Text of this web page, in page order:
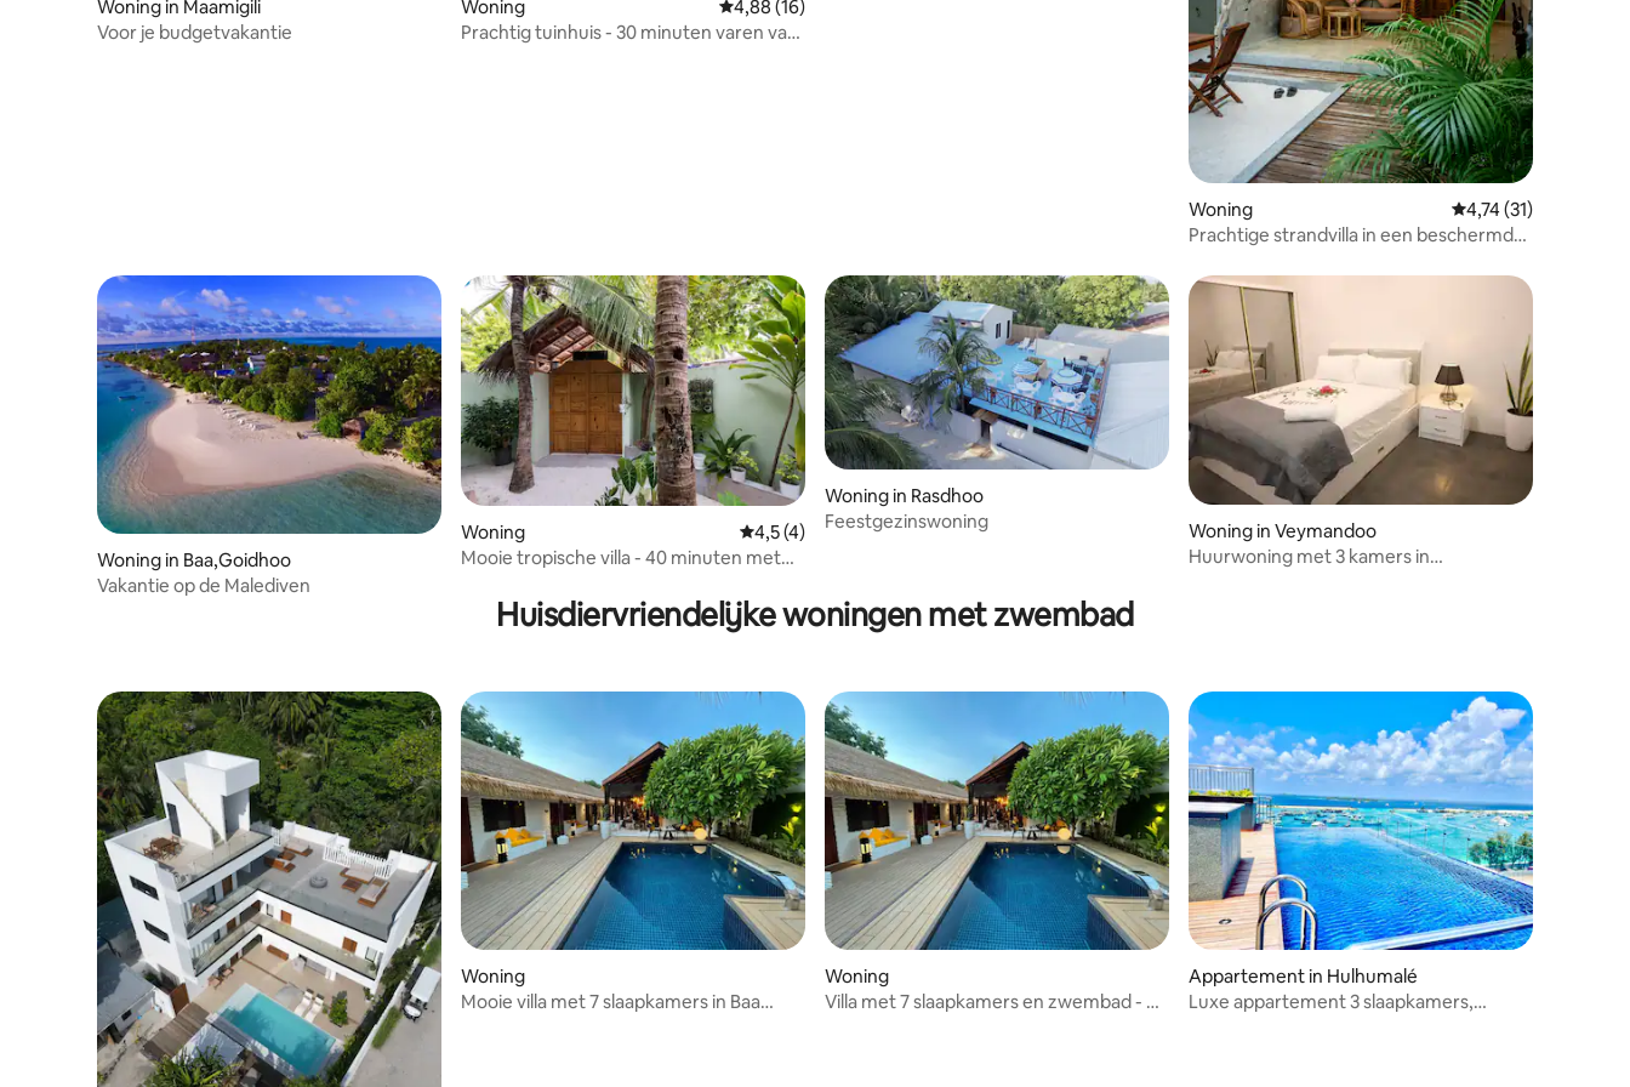
Woning in Maamigili
Voor je budgetvakantie
Woning Gemiddelde beoordeling van 4,88 op 5, 16 recensies
4,88 (16)
Prachtig tuinhuis - 30 minuten varen van
Woning Gemiddelde
4,74 (31)
Prachtige strandvilla in een beschermd
Woning in Baa,Goidhoo
Vakantie op de Malediven
Woning Gemiddelde beoordeling van 4,5 op 5, 4 recensies
4,5 (4)
Mooie tropische villa - 40 minuten met
Woning in Rasdhoo
Feestgezinswoning
Woning in Veymandoo
Huurwoning met 3 kamers in
Huisdiervriendelijke woningen met zwembad
Woning
Mooie villa met 7 slaapkamers in Baa
Woning
Villa met 7 slaapkamers en zwembad - 90
Appartement in Hulhumalé
Luxe appartement 3 slaapkamers,